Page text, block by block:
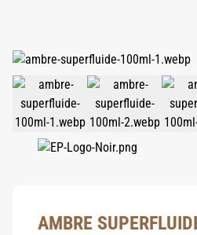
AMBRE